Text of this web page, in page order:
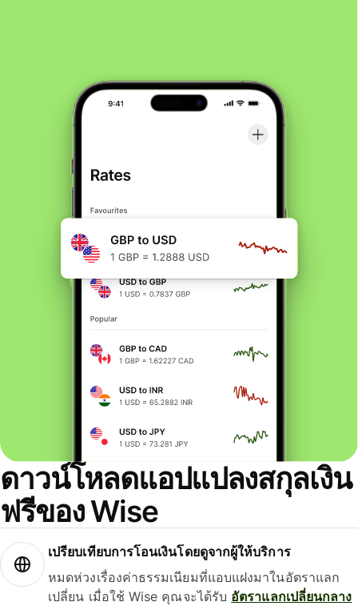
ดาวน์โหลดแอปแปลงสกุลเงิน
ฟรีของ Wise
เปรียบเทียบการโอนเงินโดยดูจากผู้ให้บริการ
หมดห่วงเรื่องค่าธรรมเนียมที่แอบแฝงมาในอัตราแลก
เปลี่ยน เมื่อใช้ Wise คุณจะได้รับ อัตราแลกเปลี่ยนกลาง